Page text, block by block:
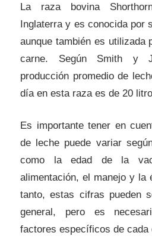
La raza bovina
Inglaterra y es conocida por
aunque también es utilizada
carne. Según Smith y
producción promedio de
día en esta raza es de 20
Es importante tener en
de leche puede variar
como la edad de la
alimentación, el manejo y la
tanto, estas cifras pueden
general, pero es
factores específicos de cada